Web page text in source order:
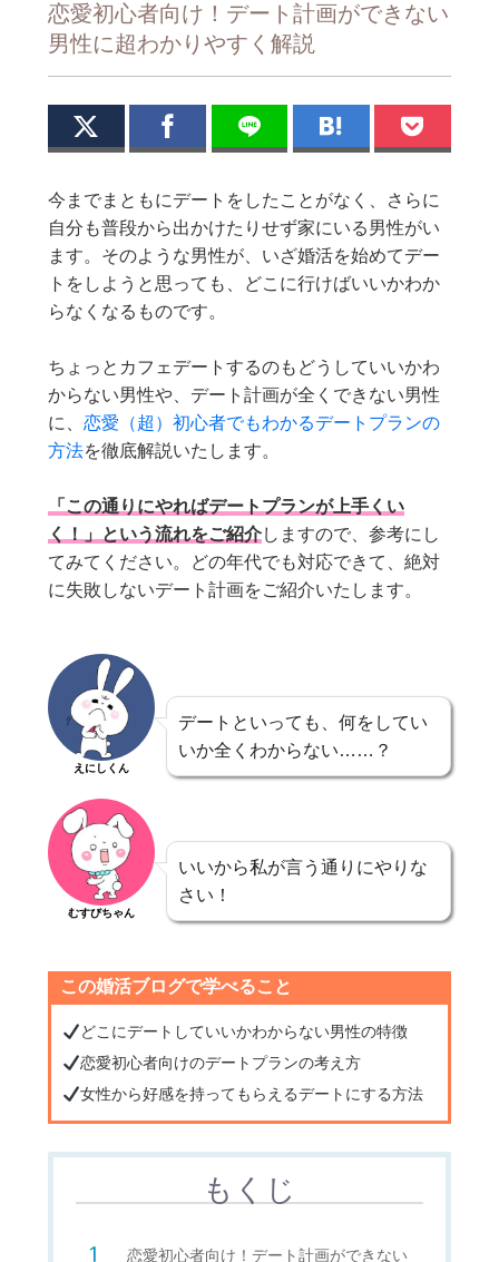
恋愛初心者向け！デート計画ができない
男性に超わかりやすく解説
今までまともにデートをしたことがなく、さらに
自分も普段から出かけたりせず家にいる男性がい
ます。そのような男性が、いざ婚活を始めてデー
トをしようと思っても、どこに行けばいいかわか
らなくなるものです。
ちょっとカフェデートするのもどうしていいかわ
からない男性や、デート計画が全くできない男性
に、恋愛（超）初心者でもわかるデートプランの
方法を徹底解説いたします。
「この通りにやればデートプランが上手くい
く！」という流れをご紹介しますので、参考にし
てみてください。どの年代でも対応できて、絶対
に失敗しないデート計画をご紹介いたします。
えにしくん
デートといっても、何をしてい
いか全くわからない……？
むすびちゃん
いいから私が言う通りにやりな
さい！
この婚活ブログで学べること
どこにデートしていいかわからない男性の特徴
恋愛初心者向けのデートプランの考え方
女性から好感を持ってもらえるデートにする方法
もくじ
恋愛初心者向け！デート計画ができない